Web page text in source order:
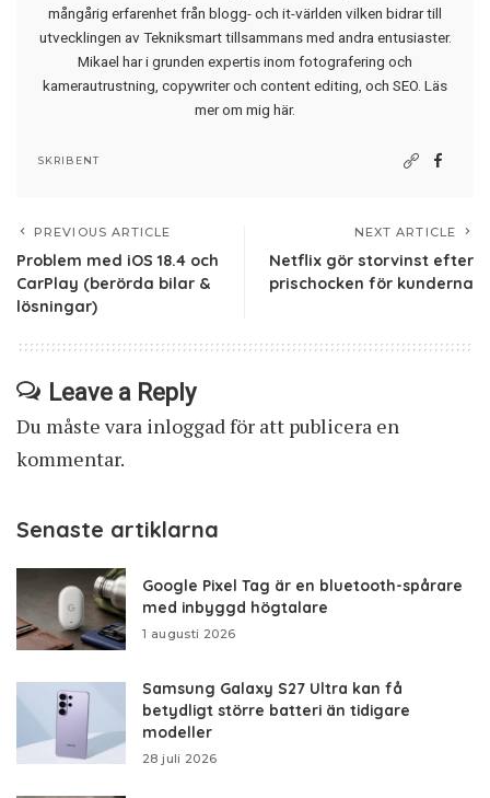
mångårig erfarenhet från blogg- och it-världen vilken bidrar till
utvecklingen av Tekniksmart tillsammans med andra entusiaster.
Mikael har i grunden expertis inom fotografering och
kamerautrustning, copywriter och content editing, och SEO. Läs
mer om mig här.
SKRIBENT
PREVIOUS ARTICLE
Problem med iOS 18.4 och
CarPlay (berörda bilar &
lösningar)
NEXT ARTICLE
Netflix gör storvinst efter
prischocken för kunderna
Leave a Reply
Du måste vara inloggadför att publicera en
kommentar.
Senaste artiklarna
Google Pixel Tag är en bluetooth-spårare
med inbyggd högtalare
1 augusti 2026
Samsung Galaxy S27 Ultra kan få
betydligt större batteri än tidigare
modeller
28 juli 2026